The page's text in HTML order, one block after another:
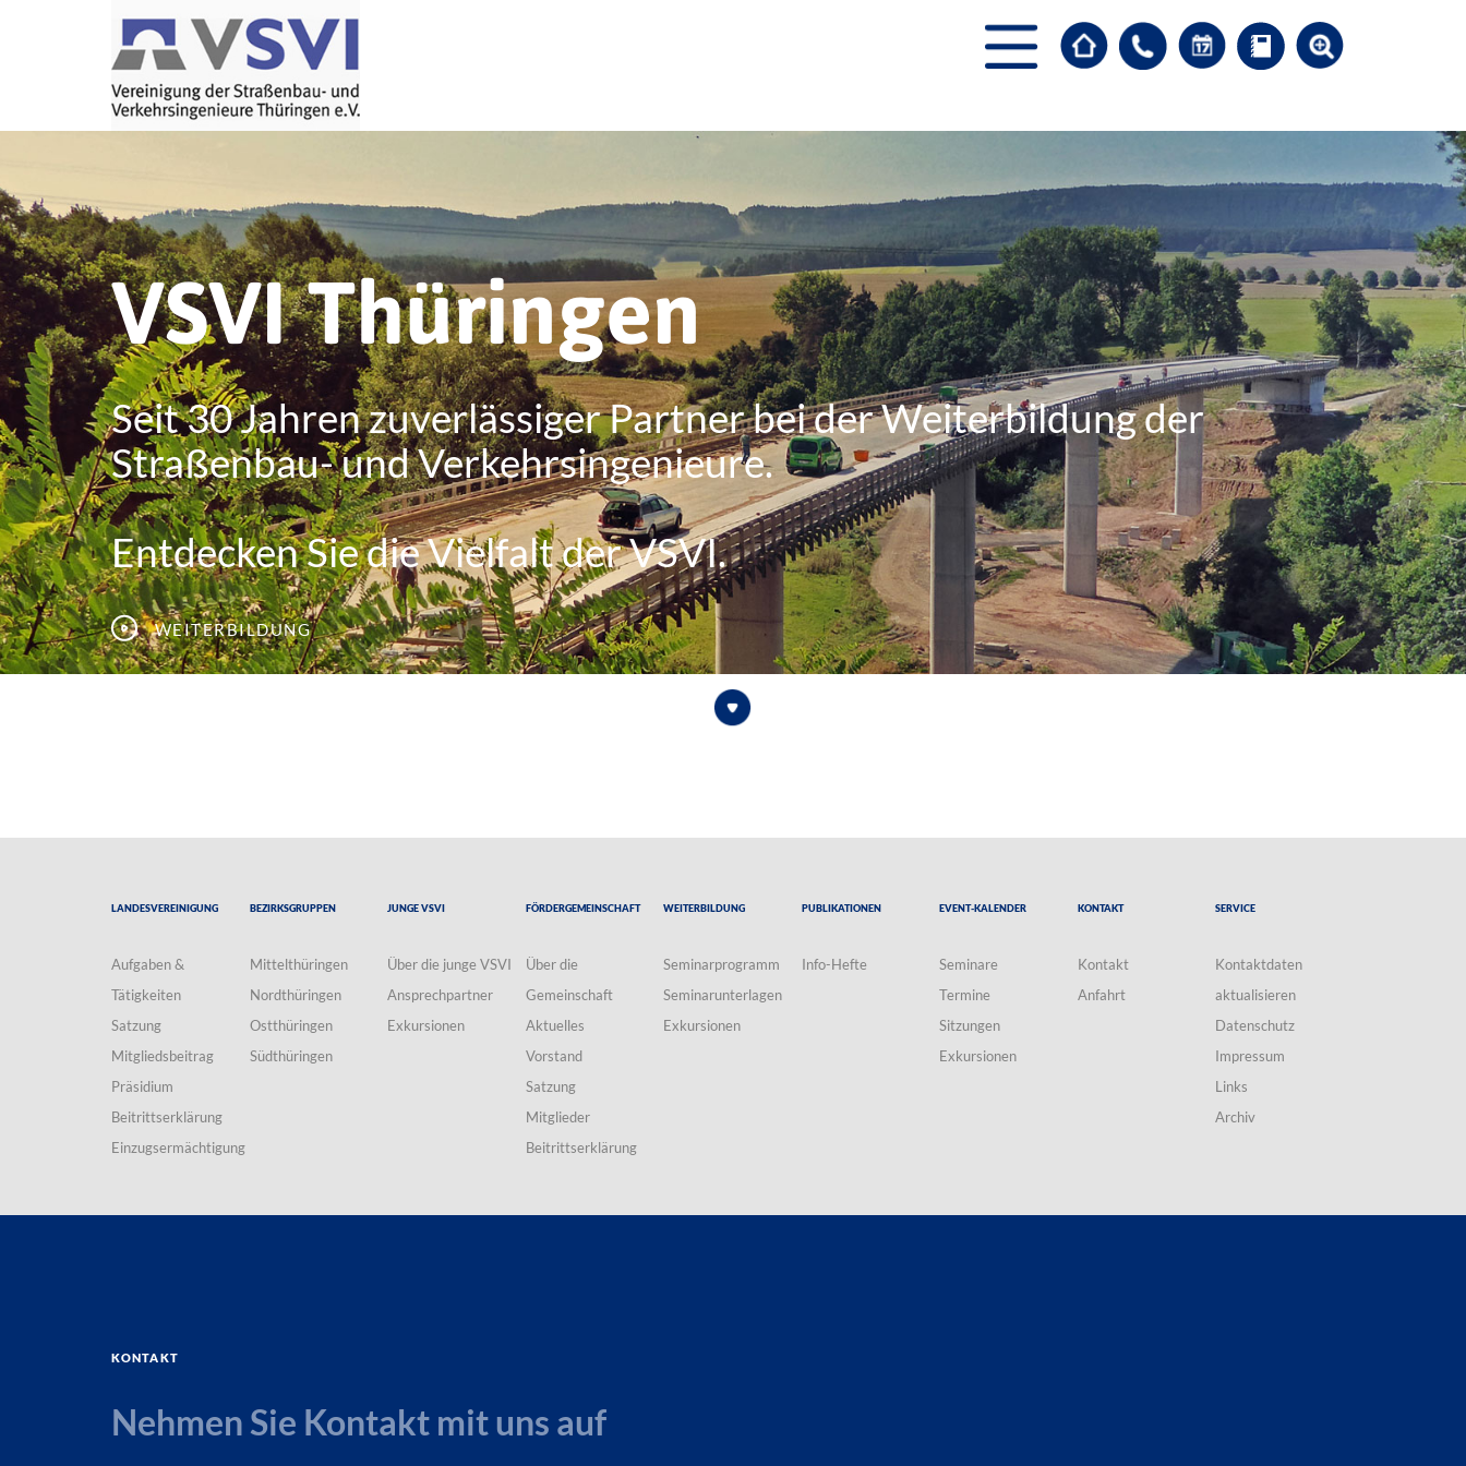
VSVI Thüringen
Seit 30 Jahren zuverlässiger Partner bei der Weiterbildung der
Straßenbau- und Verkehrsingenieure.
Entdecken Sie die Vielfalt der VSVI.
Weiterbildung
Landesvereinigung
Aufgaben &
Tätigkeiten
Satzung
Mitgliedsbeitrag
Präsidium
Beitrittserklärung
Einzugsermächtigung
Bezirksgruppen
Mittelthüringen
Nordthüringen
Ostthüringen
Südthüringen
Junge VSVI
Über die junge VSVI
Ansprechpartner
Exkursionen
Fördergemeinschaft
Über die
Gemeinschaft
Aktuelles
Vorstand
Satzung
Mitglieder
Beitrittserklärung
Weiterbildung
Seminarprogramm
Seminarunterlagen
Exkursionen
Publikationen
Info-Hefte
Event-Kalender
Seminare
Termine
Sitzungen
Exkursionen
Kontakt
Kontakt
Anfahrt
Service
Kontaktdaten
aktualisieren
Datenschutz
Impressum
Links
Archiv
Kontakt
Nehmen Sie Kontakt mit uns auf